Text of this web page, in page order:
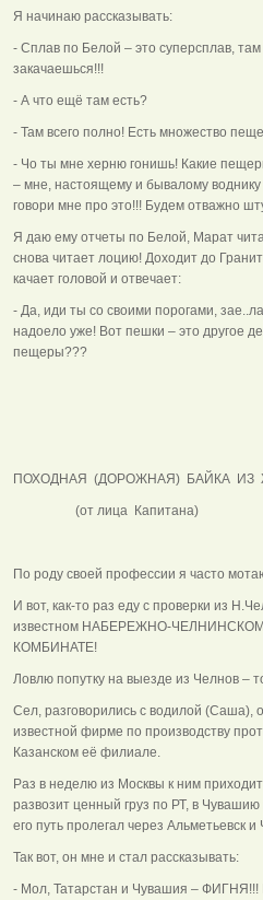
Я начинаю рассказывать:
- Сплав по Белой – это суперсплав,
закачаешься!!!
- А что ещё там есть?
- Там всего полно! Есть множество
- Чо ты мне херню гонишь! Какие
– мне, настоящему и бывалому
говори мне про это!!! Будем отважно
Я даю ему отчеты по Белой, Марат
снова читает лоцию! Доходит до
качает головой и отвечает:
- Да, иди ты со своими порогами,
надоело уже! Вот пешки – это другое
пещеры???
ПОХОДНАЯ (ДОРОЖНАЯ) БАЙКА ИЗ
(от лица Капитана)
По роду своей профессии я часто
И вот, как-то раз еду с проверки из
известном НАБЕРЕЖНО-
КОМБИНАТЕ!
Ловлю попутку на выезде из Челнов –
Сел, разговорились с водилой (Саша),
известной фирме по производству
Казанском её филиале.
Раз в неделю из Москвы к ним
развозит ценный груз по РТ, в
его путь пролегал через Альметьевск
Так вот, он мне и стал рассказывать:
- Мол, Татарстан и Чувашия – ФИГНЯ!!!